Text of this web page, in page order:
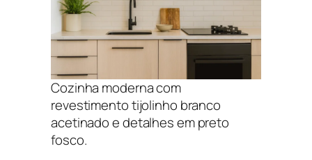
Cozinha moderna com
revestimento tijolinho branco
acetinado e detalhes em preto
fosco.